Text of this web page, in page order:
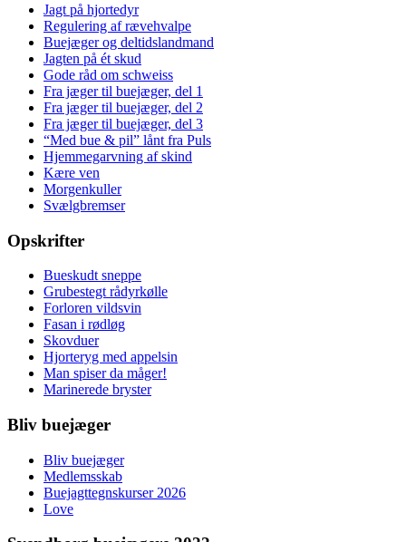
Jagt på hjortedyr
Regulering af rævehvalpe
Buejæger og deltidslandmand
Jagten på ét skud
Gode råd om schweiss
Fra jæger til buejæger, del 1
Fra jæger til buejæger, del 2
Fra jæger til buejæger, del 3
“Med bue & pil” lånt fra Puls
Hjemmegarvning af skind
Kære ven
Morgenkuller
Svælgbremser
Opskrifter
Bueskudt sneppe
Grubestegt rådyrkølle
Forloren vildsvin
Fasan i rødløg
Skovduer
Hjorteryg med appelsin
Man spiser da måger!
Marinerede bryster
Bliv buejæger
Bliv buejæger
Medlemsskab
Buejagttegnskurser 2026
Love